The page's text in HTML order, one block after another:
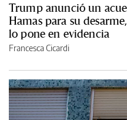
Trump anunció un
Hamas para su
lo pone en evidencia
Francesca Cicardi